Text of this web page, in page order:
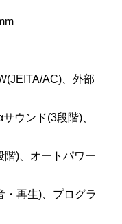
AC)、外部
ウンド(3段階)、
)、オートパワー
・再生)、プログラ